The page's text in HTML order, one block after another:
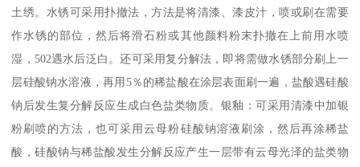
土绣。水锈可采用扑撤法，方法是将清漆、漆皮汁，喷或刷在需要
作水锈的部位，然后将滑石粉或其他颜料粉末扑撤在上前用水喷
湿，502遇水后泛白。还可采用复分解法，即将需做水锈部分刷上一
层硅酸钠水溶液，再用5％的稀盐酸在涂层表面刷一遍，盐酸遇硅酸
钠后发生复分解反应生成白色盐类物质。银釉：可采用清漆中加银
粉刷喷的方法，也可采用云母粉硅酸钠溶液刷涂，然后再涂稀盐
酸，硅酸钠与稀盐酸发生分解反应产生一层带有云母光泽的盐类物